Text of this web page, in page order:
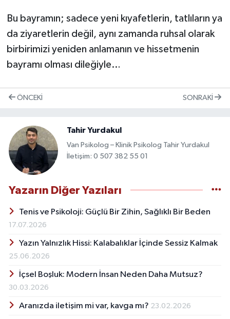
Bu bayramın; sadece yeni kıyafetlerin, tatlıların ya
da ziyaretlerin değil, aynı zamanda ruhsal olarak
birbirimizi yeniden anlamanın ve hissetmenin
bayramı olması dileğiyle…
ÖNCEKI SONRAKI
Tahir Yurdakul
Van Psikolog – Klinik Psikolog Tahir Yurdakul
İletişim: 0 507 382 55 01
Yazarın Diğer Yazıları
Tenis ve Psikoloji: Güçlü Bir Zihin, Sağlıklı Bir Beden
17.07.2026
Yazın Yalnızlık Hissi: Kalabalıklar İçinde Sessiz Kalmak
25.06.2026
İçsel Boşluk: Modern İnsan Neden Daha Mutsuz?
30.03.2026
Aranızda iletişim mi var, kavga mı? 23.02.2026